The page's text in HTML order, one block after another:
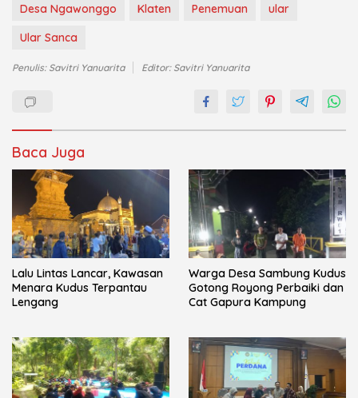
Desa Ngawonggo Klaten Penemuan
ular
Ular Sanca
Penulis: Savitri Yanuarita Editor: Savitri Yanuarita
Baca Juga
Lalu Lintas Lancar, Kawasan
Menara Kudus Terpantau
Lengang
Warga Desa Sambung Kudus
Gotong Royong Perbaiki dan
Cat Gapura Kampung